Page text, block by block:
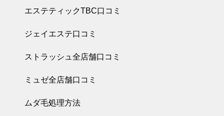
舗一覧&口コミ
まとめ（全111
ミュゼ全店舗口
コミ
2025.06.01
ミュゼはやば
い？ミュゼの
エステティックTBC口コミ
ジェイエステ口コミ
ストラッシュ全店舗口コミ
ミュゼ全店舗口コミ
ムダ毛処理方法